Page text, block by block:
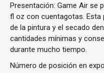
Presentación: Game Air se
fl oz con cuentagotas. Esta
de la pintura y el secado
cantidades mínimas y
durante mucho tiempo.
Número de posición en